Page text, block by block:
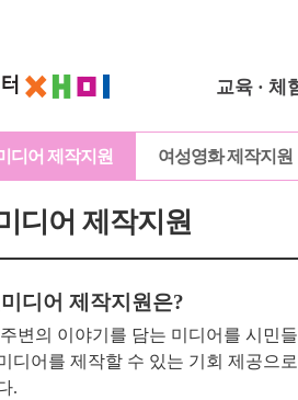
교육 · 체
디어 제작지원 여성영화 제작지원
디어 제작지원
디어 제작지원은?
변의 이야기를 담는 미디어를 시민
디어를 제작할 수 있는 기회 제공으
.